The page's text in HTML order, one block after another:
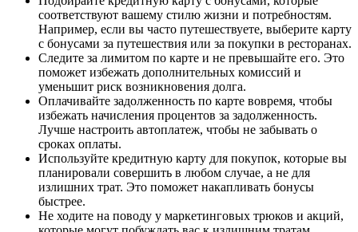
соответствуют вашему стилю жизни и потребностям.
Например, если вы часто путешествуете, выберите карту
с бонусами за путешествия или за покупки в ресторанах.
Следите за лимитом по карте и не превышайте его. Это
поможет избежать дополнительных комиссий и
уменьшит риск возникновения долга.
Оплачивайте задолженность по карте вовремя, чтобы
избежать начисления процентов за задолженность.
Лучше настроить автоплатеж, чтобы не забывать о
сроках оплаты.
Используйте кредитную карту для покупок, которые вы
планировали совершить в любом случае, а не для
излишних трат. Это поможет накапливать бонусы
быстрее.
Не ходите на поводу у маркетинговых трюков и акций,